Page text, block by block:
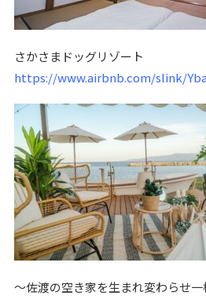
さかさまドッグリゾート
https://www.airbnb.com/slink/
〜佐渡の空き家を生まれ変わらせ